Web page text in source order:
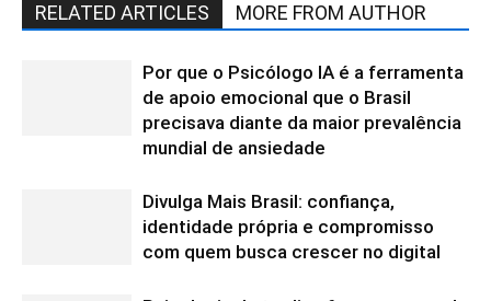
RELATED ARTICLES MORE FROM AUTHOR
Por que o Psicólogo IA é a ferramenta
de apoio emocional que o Brasil
precisava diante da maior prevalência
mundial de ansiedade
Divulga Mais Brasil: confiança,
identidade própria e compromisso
com quem busca crescer no digital